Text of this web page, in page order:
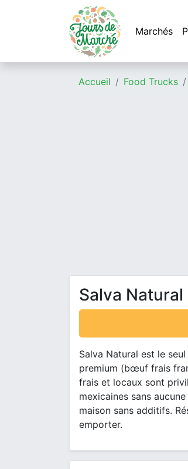
Marchés
Accueil Food Trucks
Salva Natural
Salva Natural est le
premium (bœuf frais
frais et locaux sont
mexicaines sans
maison sans additifs.
emporter.